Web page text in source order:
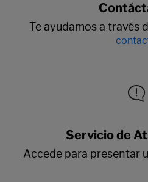
Te ayudamos a través
Servicio de
Accede para presentar